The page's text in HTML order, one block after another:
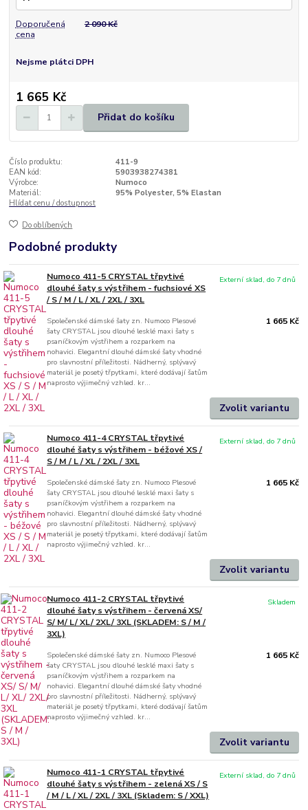
Doporučená
cena
2 090 Kč
Nejsme plátci DPH
1 665 Kč
Přidat do košíku
Číslo produktu:
411-9
EAN kód:
5903938274381
Výrobce:
Numoco
Materiál:
95% Polyester, 5% Elastan
Hlídat cenu / dostupnost
Do oblíbených
Podobné produkty
Numoco 411-5 CRYSTAL třpytivé
dlouhé šaty s výstřihem - fuchsiové XS
/ S / M / L / XL / 2XL / 3XL
Společenské dámské šaty zn. Numoco Plesové
šaty CRYSTAL jsou dlouhé lesklé maxi šaty s
psaníčkovým výstřihem a rozparkem na
nohavici. Elegantní dlouhé dámské šaty vhodné
pro slavnostní příležitosti. Nádherný, splývavý
materiál je posetý třpytkami, které dodávají šatům
naprosto výjimečný vzhled. kr...
1 665 Kč
Externí sklad, do 7 dnů
Zvolit variantu
Numoco 411-4 CRYSTAL třpytivé
dlouhé šaty s výstřihem - béžové XS /
S / M / L / XL / 2XL / 3XL
Společenské dámské šaty zn. Numoco Plesové
šaty CRYSTAL jsou dlouhé lesklé maxi šaty s
psaníčkovým výstřihem a rozparkem na
nohavici. Elegantní dlouhé dámské šaty vhodné
pro slavnostní příležitosti. Nádherný, splývavý
materiál je posetý třpytkami, které dodávají šatům
naprosto výjimečný vzhled. kr...
1 665 Kč
Externí sklad, do 7 dnů
Zvolit variantu
Numoco 411-2 CRYSTAL třpytivé
dlouhé šaty s výstřihem - červená XS/
S/ M/ L/ XL/ 2XL/ 3XL (SKLADEM: S / M /
3XL)
Společenské dámské šaty zn. Numoco Plesové
šaty CRYSTAL jsou dlouhé lesklé maxi šaty s
psaníčkovým výstřihem a rozparkem na
nohavici. Elegantní dlouhé dámské šaty vhodné
pro slavnostní příležitosti. Nádherný, splývavý
materiál je posetý třpytkami, které dodávají šatům
naprosto výjimečný vzhled. kr...
1 665 Kč
Skladem
Zvolit variantu
Numoco 411-1 CRYSTAL třpytivé
dlouhé šaty s výstřihem - zelená XS / S
/ M / L / XL / 2XL / 3XL (Skladem: S / XXL)
Externí sklad, do 7 dnů